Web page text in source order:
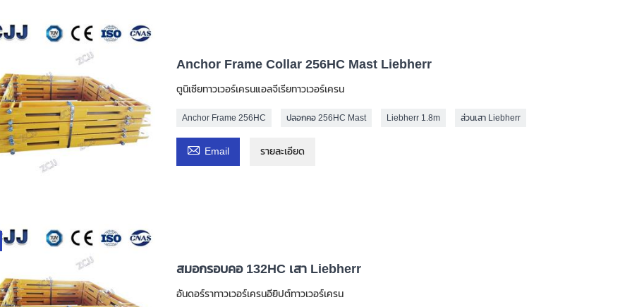
Anchor Frame Collar 256HC Mast Liebherr
ตูนิเซียทาวเวอร์เครนแอลจีเรียทาวเวอร์เครน
Anchor Frame 256HC ปลอกคอ 256HC Mast Liebherr 1.8m ส่วนเสา Liebherr
 Email รายละเอียด
สมอกรอบคอ 132HC เสา Liebherr
อันดอร์ราทาวเวอร์เครนอียิปต์ทาวเวอร์เครน